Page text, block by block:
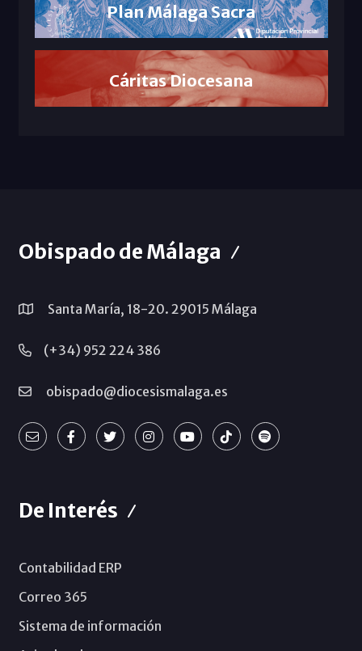
Plan Málaga Sacra
Cáritas Diocesana
Obispado de Málaga
Santa María, 18-20. 29015 Málaga
(+34) 952 224 386
obispado@diocesismalaga.es
De Interés
Contabilidad ERP
Correo 365
Sistema de información